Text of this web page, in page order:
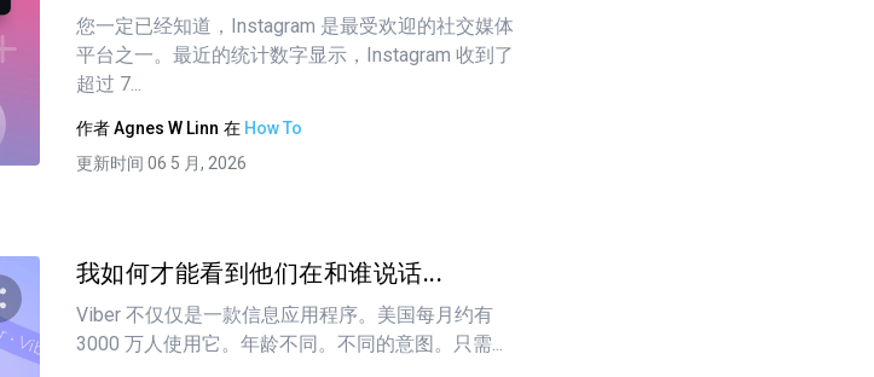
分享这篇文章
推特 在 Facebook 上 复制链接
您一定已经知道，Instagram 是最受欢迎的社交媒体
平台之一。最近的统计数字显示，Instagram 收到了
超过 7...
作者Agnes W Linn 在 How To
更新时间 06 5 月, 2026
分享这篇文章
我如何才能看到他们在和谁说话...
Viber 不仅仅是一款信息应用程序。美国每月约有
3000 万人使用它。年龄不同。不同的意图。只需...